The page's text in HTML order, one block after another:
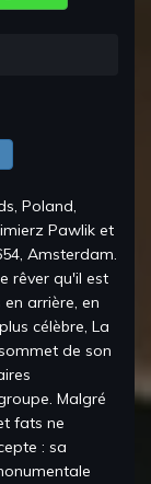
Poland,
Pawlik et
Amsterdam.
rêver qu'il est
arrière, en
célèbre, La
de son
Malgré
fats ne
: sa